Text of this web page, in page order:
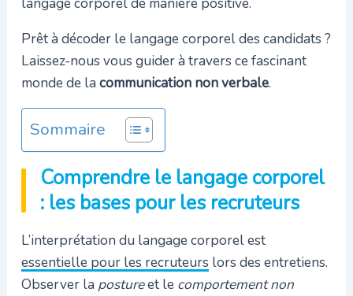
Prêt à décoder le langage corporel des candidats ?
Laissez-nous vous guider à travers ce fascinant
monde de la communication non verbale.
Sommaire
Comprendre le langage corporel
: les bases pour les recruteurs
L’interprétation du langage corporel est
essentielle pour les recruteurs lors des entretiens.
Observer la postureet le comportement non